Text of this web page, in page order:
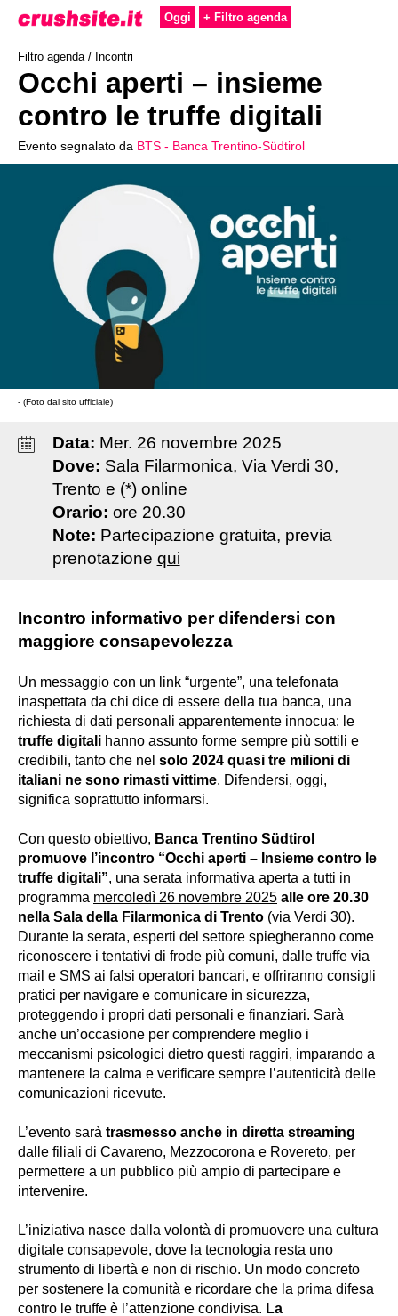
Oggi + Filtro agenda
Filtro agenda / Incontri
Occhi aperti – insieme
contro le truffe digitali
Evento segnalato da BTS - Banca Trentino-Südtirol
- (Foto dal sito ufficiale)
Data: Mer. 26 novembre 2025
Dove: Sala Filarmonica, Via Verdi 30,
Trento e (*) online
Orario: ore 20.30
Note: Partecipazione gratuita, previa
prenotazione qui
Incontro informativo per difendersi con
maggiore consapevolezza
Un messaggio con un link “urgente”, una telefonata
inaspettata da chi dice di essere della tua banca, una
richiesta di dati personali apparentemente innocua: le
truffe digitali hanno assunto forme sempre più sottili e
credibili, tanto che nel solo 2024 quasi tre milioni di
italiani ne sono rimasti vittime. Difendersi, oggi,
significa soprattutto informarsi.
Con questo obiettivo, Banca Trentino Südtirol
promuove l’incontro “Occhi aperti – Insieme contro le
truffe digitali”, una serata informativa aperta a tutti in
programma mercoledì 26 novembre 2025 alle ore 20.30
nella Sala della Filarmonica di Trento (via Verdi 30).
Durante la serata, esperti del settore spiegheranno come
riconoscere i tentativi di frode più comuni, dalle truffe via
mail e SMS ai falsi operatori bancari, e offriranno consigli
pratici per navigare e comunicare in sicurezza,
proteggendo i propri dati personali e finanziari. Sarà
anche un’occasione per comprendere meglio i
meccanismi psicologici dietro questi raggiri, imparando a
mantenere la calma e verificare sempre l’autenticità delle
comunicazioni ricevute.
L’evento sarà trasmesso anche in diretta streaming
dalle filiali di Cavareno, Mezzocorona e Rovereto, per
permettere a un pubblico più ampio di partecipare e
intervenire.
L’iniziativa nasce dalla volontà di promuovere una cultura
digitale consapevole, dove la tecnologia resta uno
strumento di libertà e non di rischio. Un modo concreto
per sostenere la comunità e ricordare che la prima difesa
contro le truffe è l’attenzione condivisa. La